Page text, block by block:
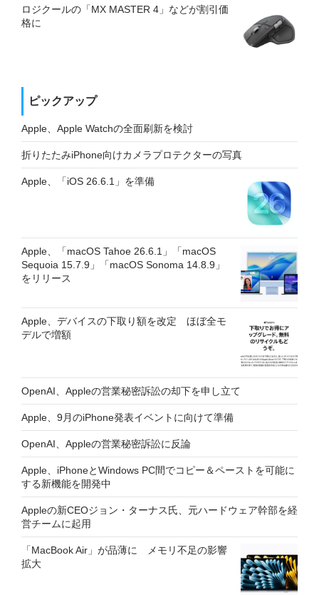
ロジクールの「MX MASTER 4」などが割引価
格に
ピックアップ
Apple、Apple Watchの全面刷新を検討
折りたたみiPhone向けカメラプロテクターの写真
Apple、「iOS 26.6.1」を準備
Apple、「macOS Tahoe 26.6.1」「macOS
Sequoia 15.7.9」「macOS Sonoma 14.8.9」
をリリース
Apple、デバイスの下取り額を改定 ほぼ全モ
デルで増額
OpenAI、Appleの営業秘密訴訟の却下を申し立て
Apple、9月のiPhone発表イベントに向けて準備
OpenAI、Appleの営業秘密訴訟に反論
Apple、iPhoneとWindows PC間でコピー＆ペーストを可能に
する新機能を開発中
Appleの新CEOジョン・ターナス氏、元ハードウェア幹部を経
営チームに起用
「MacBook Air」が品薄に メモリ不足の影響
拡大